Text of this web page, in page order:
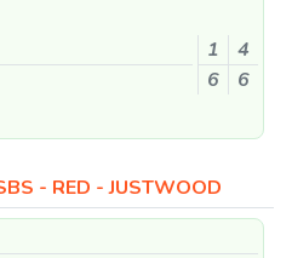
1
4
6
6
- RED - JUSTWOOD